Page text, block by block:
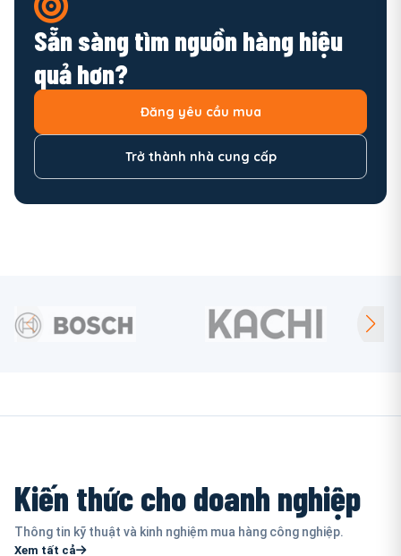
Sẵn sàng tìm nguồn hàng hiệu
quả hơn?
Đăng yêu cầu mua
Trở thành nhà cung cấp
Kiến thức cho doanh nghiệp
Thông tin kỹ thuật và kinh nghiệm mua hàng công nghiệp.
Xem tất cả